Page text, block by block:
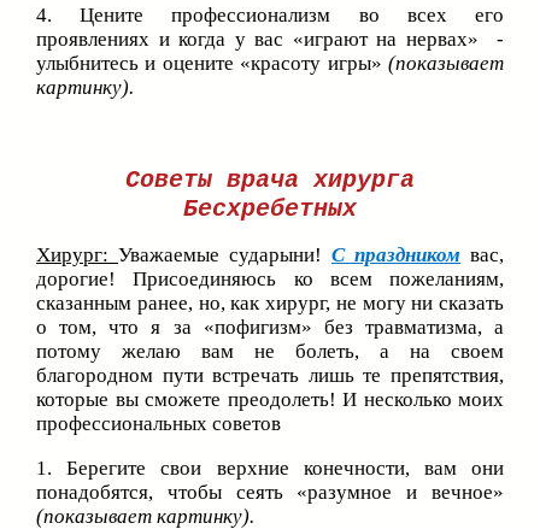
4. Цените профессионализм во всех его
проявлениях и когда у вас «играют на нервах» -
улыбнитесь и оцените «красоту игры» (показывает
картинку).
Советы врача хирурга
Бесхребетных
Хирург: Уважаемые сударыни! С праздником вас,
дорогие! Присоединяюсь ко всем пожеланиям,
сказанным ранее, но, как хирург, не могу ни сказать
о том, что я за «пофигизм» без травматизма, а
потому желаю вам не болеть, а на своем
благородном пути встречать лишь те препятствия,
которые вы сможете преодолеть! И несколько моих
профессиональных советов
1. Берегите свои верхние конечности, вам они
понадобятся, чтобы сеять «разумное и вечное»
(показывает картинку).